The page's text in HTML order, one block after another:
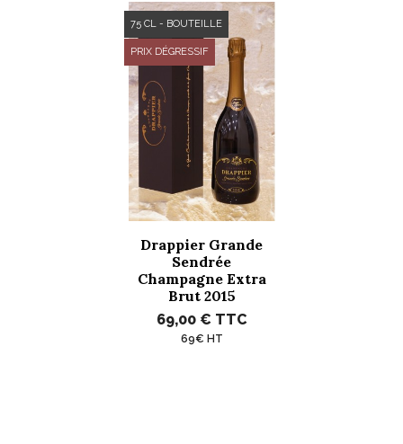
Drappier Grande
Sendrée
Champagne Extra
Brut 2015
69,00 € TTC
69€ HT
75 CL - BOUTEILLE
PRIX DÉGRESSIF